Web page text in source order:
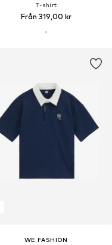
T-shirt
Från 319,00 kr
WE FASHION